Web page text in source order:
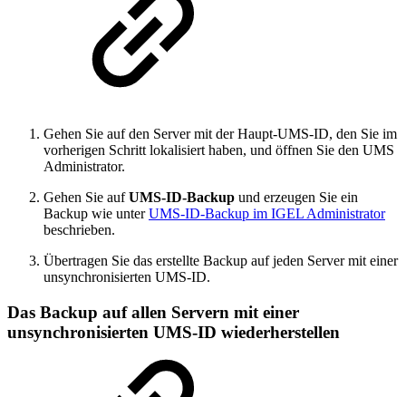
Gehen Sie auf den Server mit der Haupt-UMS-ID, den Sie im
vorherigen Schritt lokalisiert haben, und öffnen Sie den UMS
Administrator.
Gehen Sie aufUMS-ID-Backup und erzeugen Sie ein
Backup wie unterUMS-ID-Backup im IGEL Administrator
beschrieben.
Übertragen Sie das erstellte Backup auf jeden Server mit einer
unsynchronisierten UMS-ID.
Das Backup auf allen Servern mit einer
unsynchronisierten UMS-ID wiederherstellen